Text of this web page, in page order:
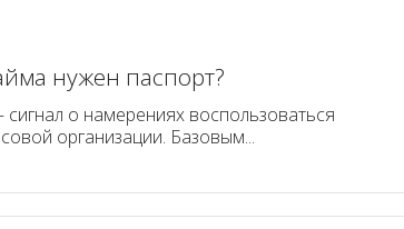
нужен паспорт?
сигнал о намерениях воспользоваться
организации. Базовым...